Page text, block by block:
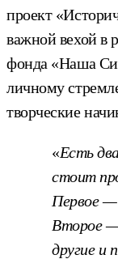
проект
важной вехой в
фонда «Наша
личному
творческие
«Есть
стоит
Первое
Второе
другие и